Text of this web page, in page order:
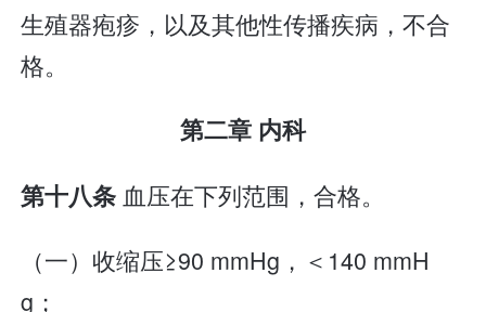
生殖器疱疹，以及其他性传播疾病，不合
格。
第二章 内科
第十八条 血压在下列范围，合格。
（一）收缩压≥90 mmHg，＜140 mmH
g；